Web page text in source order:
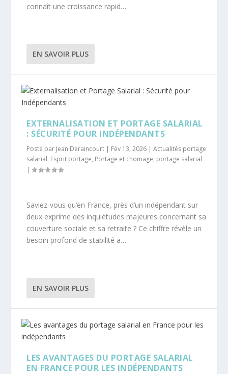
connaît une croissance rapid…
EN SAVOIR PLUS
EXTERNALISATION ET PORTAGE SALARIAL
: SÉCURITÉ POUR INDÉPENDANTS
Posté par Jean Deraincourt | Fév 13, 2026 |Actualités portage
salarial, Esprit portage, Portage et chomage, portage salarial
|
Saviez-vous qu’en France, près d’un indépendant sur
deux exprime des inquiétudes majeures concernant sa
couverture sociale et sa retraite ? Ce chiffre révèle un
besoin profond de stabilité a…
EN SAVOIR PLUS
LES AVANTAGES DU PORTAGE SALARIAL
EN FRANCE POUR LES INDÉPENDANTS